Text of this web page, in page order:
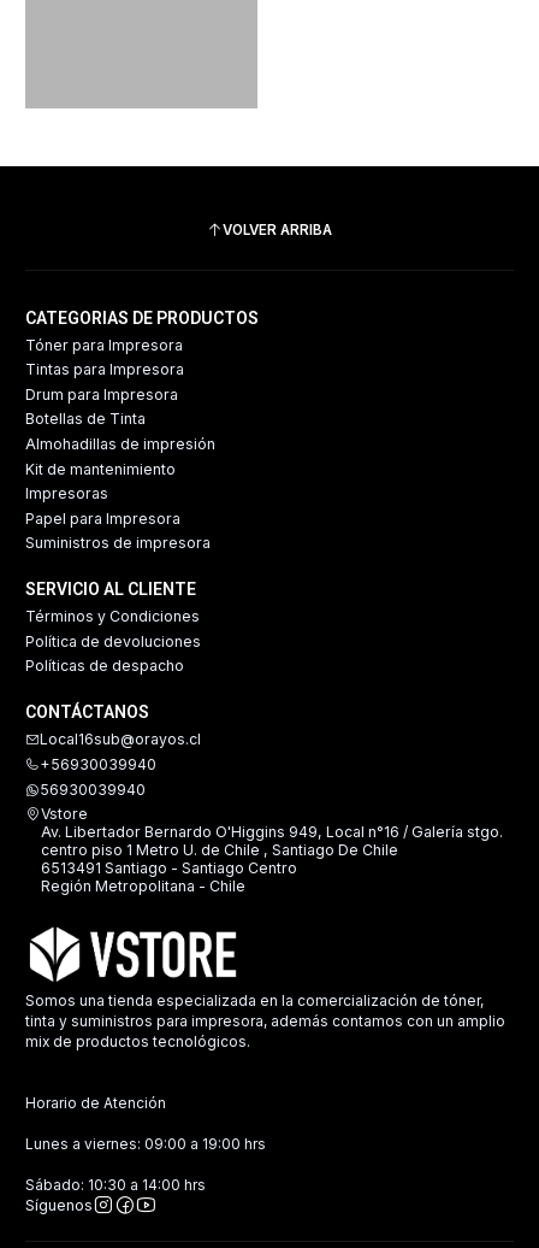
VOLVER ARRIBA
CATEGORIAS DE PRODUCTOS
Tóner para Impresora
Tintas para Impresora
Drum para Impresora
Botellas de Tinta
Almohadillas de impresión
Kit de mantenimiento
Impresoras
Papel para Impresora
Suministros de impresora
SERVICIO AL CLIENTE
Términos y Condiciones
Política de devoluciones
Políticas de despacho
CONTÁCTANOS
Local16sub@orayos.cl
+56930039940
56930039940
Vstore
Av. Libertador Bernardo O'Higgins 949, Local n°16 / Galería stgo.
centro piso 1 Metro U. de Chile , Santiago De Chile
6513491 Santiago - Santiago Centro
Región Metropolitana - Chile
Somos una tienda especializada en la comercialización de tóner,
tinta y suministros para impresora, además contamos con un amplio
mix de productos tecnológicos.
Horario de Atención
Lunes a viernes: 09:00 a 19:00 hrs
Sábado: 10:30 a 14:00 hrs
Síguenos